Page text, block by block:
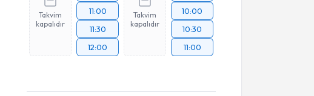
Takvim
kapalıdır
11:00
11:30
12:00
Takvim
kapalıdır
10:00
10:30
11:00